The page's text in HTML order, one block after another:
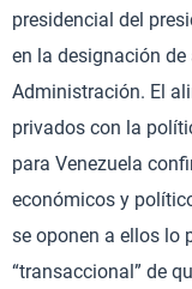
presidencial del
en la designación
Administración. El
privados con la
para Venezuela
económicos y
se oponen a ellos lo
“transaccional” de